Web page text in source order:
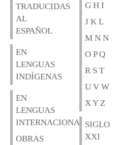
TRADUCIDAS
AL
ESPAÑOL
EN
LENGUAS
INDÍGENAS
EN
LENGUAS
INTERNACIONALES
OBRAS
G H I
J K L
M N N
O P Q
R S T
U V W
X Y Z
SIGLO
XXI